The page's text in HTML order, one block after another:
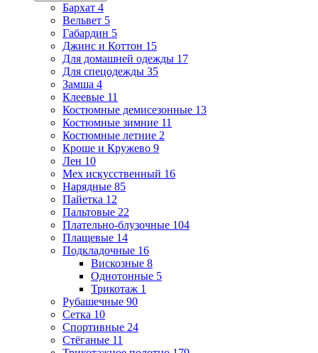
Бархат 4
Вельвет 5
Габардин 5
Джинс и Коттон 15
Для домашней одежды 17
Для спецодежды 35
Замша 4
Клеевые 11
Костюмные демисезонные 13
Костюмные зимние 11
Костюмные летние 2
Кроше и Кружево 9
Лен 10
Мех искусственный 16
Нарядные 85
Пайетка 12
Пальтовые 22
Плательно-блузочные 104
Плащевые 14
Подкладочные 16
Вискозные 8
Однотонные 5
Трикотаж 1
Рубашечные 90
Сетка 10
Спортивные 24
Стёганые 11